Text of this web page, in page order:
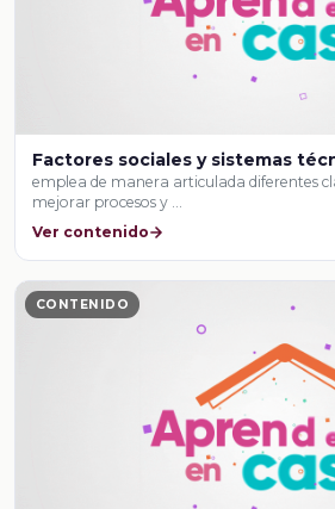
Factores sociales y sistemas
emplea de manera articulada diferentes
mejorar procesos y …
Ver contenido
CONTENIDO